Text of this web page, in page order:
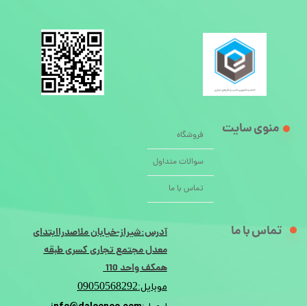
فروشگاه
سوالات متداول
تماس با ما
منوی سایت
تماس با ما
آدرس:شیراز-خیابان ملاصدراابتدای
معدل مجتمع تجاری کسری طبقه
همکف واحد 110
موبایل:09050568292